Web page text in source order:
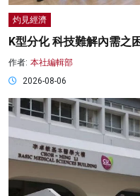
灼見經濟
K型分化 科技難解內需之
作者: 本社編輯部
2026-08-06